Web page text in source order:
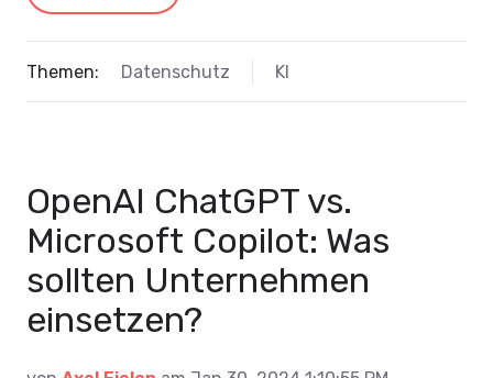
Themen: Datenschutz KI
OpenAI ChatGPT vs.
Microsoft Copilot: Was
sollten Unternehmen
einsetzen?